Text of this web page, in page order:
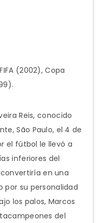
(2002), Copa
Reis, conocido
São Paulo, el 4 de
el fútbol le llevó a
inferiores del
en una
por su personalidad
los palos, Marcos
del